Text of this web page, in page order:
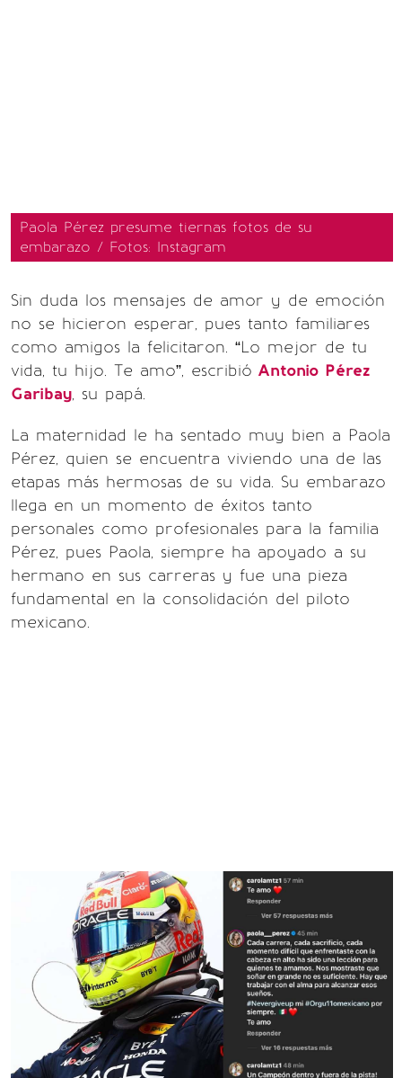
Paola Pérez presume tiernas fotos de su
embarazo / Fotos: Instagram
Sin duda los mensajes de amor y de emoción
no se hicieron esperar, pues tanto familiares
como amigos la felicitaron. “Lo mejor de tu
vida, tu hijo. Te amo”, escribió Antonio Pérez
Garibay, su papá.
La maternidad le ha sentado muy bien a Paola
Pérez, quien se encuentra viviendo una de las
etapas más hermosas de su vida. Su embarazo
llega en un momento de éxitos tanto
personales como profesionales para la familia
Pérez, pues Paola, siempre ha apoyado a su
hermano en sus carreras y fue una pieza
fundamental en la consolidación del piloto
mexicano.